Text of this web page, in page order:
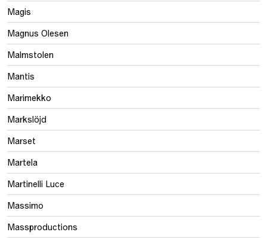
Magis
Magnus Olesen
Malmstolen
Mantis
Marimekko
Markslöjd
Marset
Martela
Martinelli Luce
Massimo
Massproductions